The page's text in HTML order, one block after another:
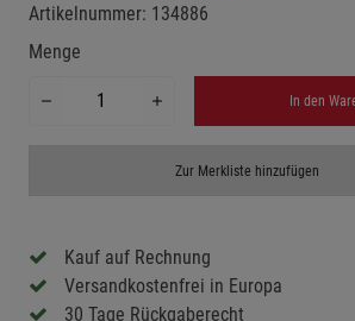
Artikelnummer: 134886
Menge
In den
Zur Merkliste hinzufügen
Kauf auf Rechnung
Versandkostenfrei in Europa
30 Tage Rückgaberecht